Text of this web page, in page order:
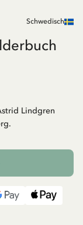
Schwedisch
Lindgren